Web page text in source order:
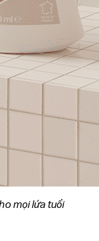
mọi lứa tuổi